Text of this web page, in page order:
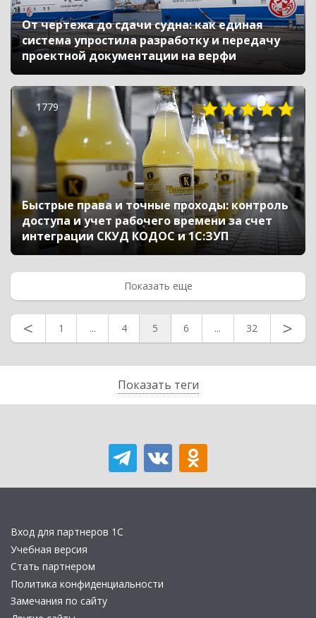
Показать теги
От чертежа до сдачи судна: как единая
система упростила разработку и передачу
проектной документации на верфи
1779
Быстрые права и точные проходы: контроль
доступа и учет рабочего времени за счет
интеграции СКУД КОДОС и 1С:ЗУП
Показать еще
< 1 ... 4 5 6 ... 32 >
Вход для партнеров 1С
Учебная версия
Стать партнером
Политика конфиденциальности
Замечания по сайту